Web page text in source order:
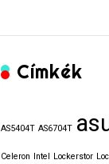
Címkék
AS5404T AS6704T
Celeron Intel Lockerstor